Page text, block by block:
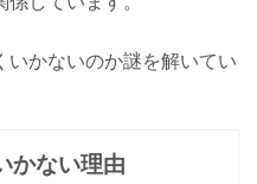
いかないのか謎を解いてい
かない理由